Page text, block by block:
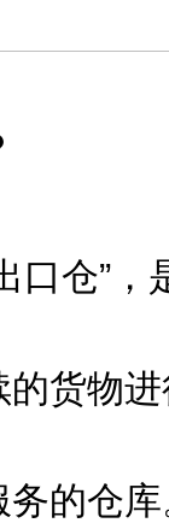
口仓”
货物
的仓